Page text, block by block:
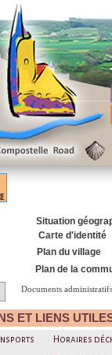
Horaires
Documents administratifs
ET LIENS
Plan de la
Plan du village
Carte d'identité
Situation